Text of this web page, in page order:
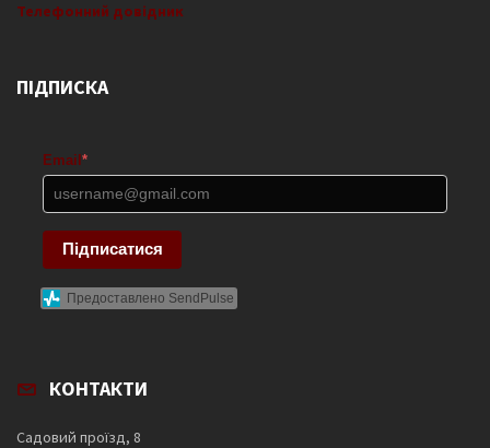
Телефонний довідник
ПІДПИСКА
Email *
Підписатися
Предоставлено SendPulse
КОНТАКТИ
Садовий проїзд, 8